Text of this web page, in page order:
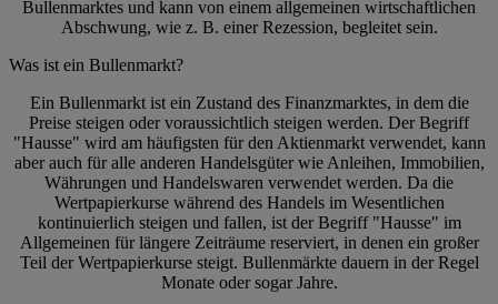
Bullenmarktes und kann von einem allgemeinen wirtschaftlichen
Abschwung, wie z. B. einer Rezession, begleitet sein.
Was ist ein Bullenmarkt?
Ein Bullenmarkt ist ein Zustand des Finanzmarktes, in dem die
Preise steigen oder voraussichtlich steigen werden. Der Begriff
"Hausse" wird am häufigsten für den Aktienmarkt verwendet, kann
aber auch für alle anderen Handelsgüter wie Anleihen, Immobilien,
Währungen und Handelswaren verwendet werden. Da die
Wertpapierkurse während des Handels im Wesentlichen
kontinuierlich steigen und fallen, ist der Begriff "Hausse" im
Allgemeinen für längere Zeiträume reserviert, in denen ein großer
Teil der Wertpapierkurse steigt. Bullenmärkte dauern in der Regel
Monate oder sogar Jahre.